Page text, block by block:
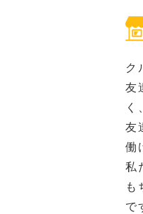
ク
友
く
友
働
私
も
で